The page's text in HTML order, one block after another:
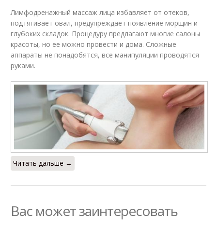
Лимфодренажный массаж лица избавляет от отеков,
подтягивает овал, предупреждает появление морщин и
глубоких складок. Процедуру предлагают многие салоны
красоты, но ее можно провести и дома. Сложные
аппараты не понадобятся, все манипуляции проводятся
руками.
Читать дальше →
Вас может заинтересовать